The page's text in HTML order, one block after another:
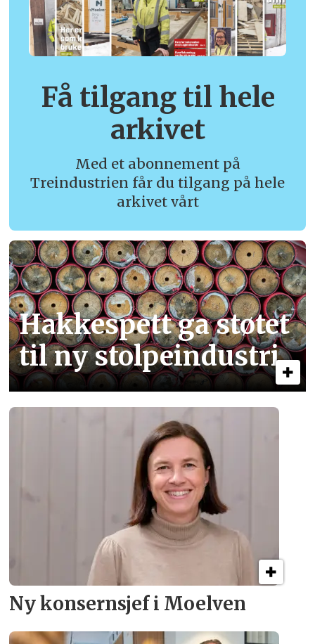
Få tilgang til hele
arkivet
Med et abonnement på
Treindustrien får du tilgang på hele
arkivet vårt
Hakkespett ga støtet
til ny stolpe­industri
Ny konsern­sjef i Moelven